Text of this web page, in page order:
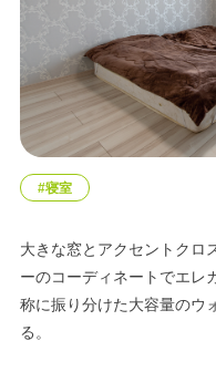
#寝室
大きな窓とアクセントクロ
ーのコーディネートでエレ
称に振り分けた大容量のウ
る。